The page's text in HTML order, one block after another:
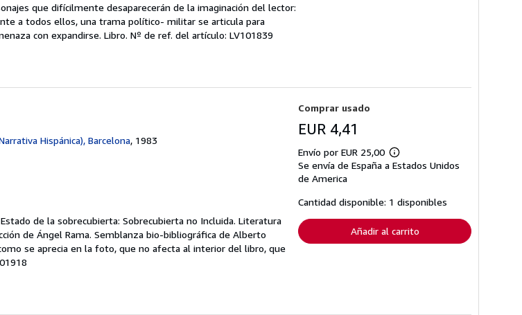
que difícilmente desaparecerán de la imaginación del lector:
a todos ellos, una trama político- militar se articula para
con expandirse. Libro. Nº de ref. del artículo: LV101839
Hispánica), Barcelona, 1983
de la sobrecubierta: Sobrecubierta no Incluida. Literatura
de Ángel Rama. Semblanza bio-bibliográfica de Alberto
se aprecia en la foto, que no afecta al interior del libro, que
Comprar usado
EUR 4,41
Envío por EUR 25,00
Más
información
tarifas
de
envío
Se envía de España a Estados Unidos
de America
Cantidad disponible: 1 disponibles
Añadir al carrito